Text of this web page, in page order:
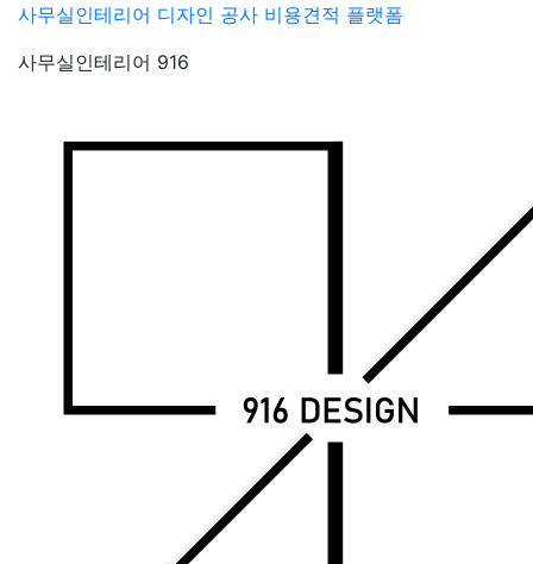
Skip
content
사무실인테리어 디자인 공사 비용견적 플랫폼
사무실인테리어 916